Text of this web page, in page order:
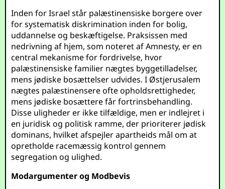
Inden for Israel står palæstinensiske borgere over
for systematisk diskrimination inden for bolig,
uddannelse og beskæftigelse. Praksissen med
nedrivning af hjem, som noteret af Amnesty, er en
central mekanisme for fordrivelse, hvor
palæstinensiske familier nægtes byggetilladelser,
mens jødiske bosættelser udvides. I Østjerusalem
nægtes palæstinensere ofte opholdsrettigheder,
mens jødiske bosættere får fortrinsbehandling.
Disse uligheder er ikke tilfældige, men er indlejret i
en juridisk og politisk ramme, der prioriterer jødisk
dominans, hvilket afspejler apartheids mål om at
opretholde racemæssig kontrol gennem
segregation og ulighed.
Modargumenter og Modbevis